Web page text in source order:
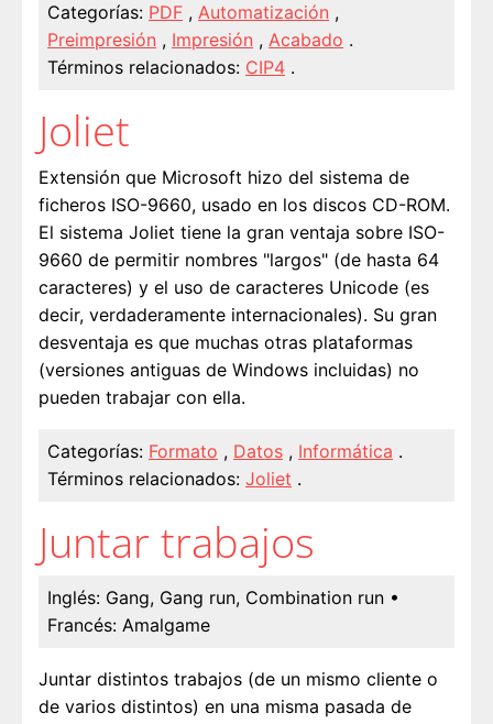
Categorías: PDF , Automatización ,
Preimpresión , Impresión , Acabado .
Términos relacionados: CIP4 .
Joliet
Extensión que Microsoft hizo del sistema de
ficheros ISO-9660, usado en los discos CD-ROM.
El sistema Joliet tiene la gran ventaja sobre ISO-
9660 de permitir nombres "largos" (de hasta 64
caracteres) y el uso de caracteres Unicode (es
decir, verdaderamente internacionales). Su gran
desventaja es que muchas otras plataformas
(versiones antiguas de Windows incluidas) no
pueden trabajar con ella.
Categorías: Formato , Datos , Informática .
Términos relacionados: Joliet .
Juntar trabajos
Inglés: Gang, Gang run, Combination run •
Francés: Amalgame
Juntar distintos trabajos (de un mismo cliente o
de varios distintos) en una misma pasada de